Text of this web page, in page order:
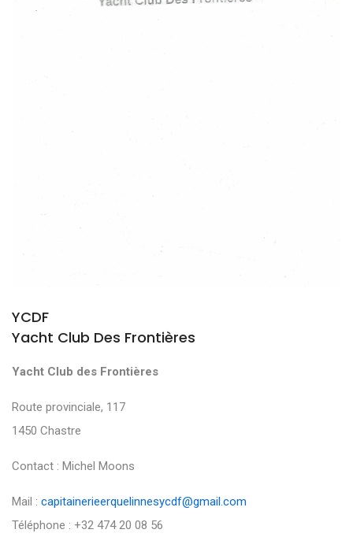
YCDF
Yacht Club Des Frontières
Yacht Club des Frontières
Route provinciale, 117
1450 Chastre
Contact : Michel Moons
Mail : capitainerieerquelinnesycdf@gmail.com
Téléphone : +32 474 20 08 56